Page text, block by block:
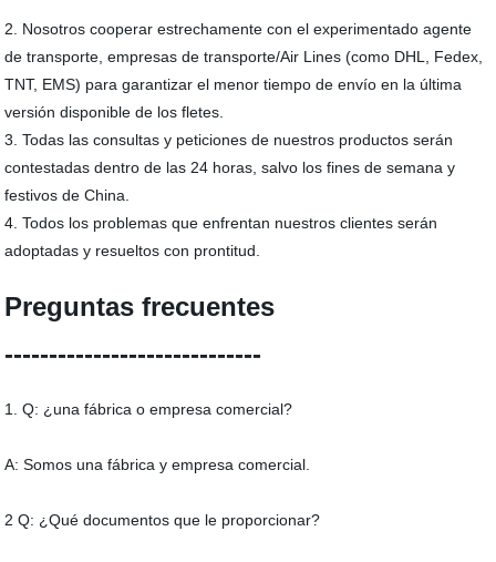
2. Nosotros cooperar estrechamente con el experimentado agente
de transporte, empresas de transporte/Air Lines (como DHL, Fedex,
TNT, EMS) para garantizar el menor tiempo de envío en la última
versión disponible de los fletes.
3. Todas las consultas y peticiones de nuestros productos serán
contestadas dentro de las 24 horas, salvo los fines de semana y
festivos de China.
4. Todos los problemas que enfrentan nuestros clientes serán
adoptadas y resueltos con prontitud.
Preguntas frecuentes
-----------------------------
1. Q: ¿una fábrica o empresa comercial?
A: Somos una fábrica y empresa comercial.
2 Q: ¿Qué documentos que le proporcionar?